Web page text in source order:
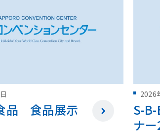
品 食品展示
2026
S-
ナ